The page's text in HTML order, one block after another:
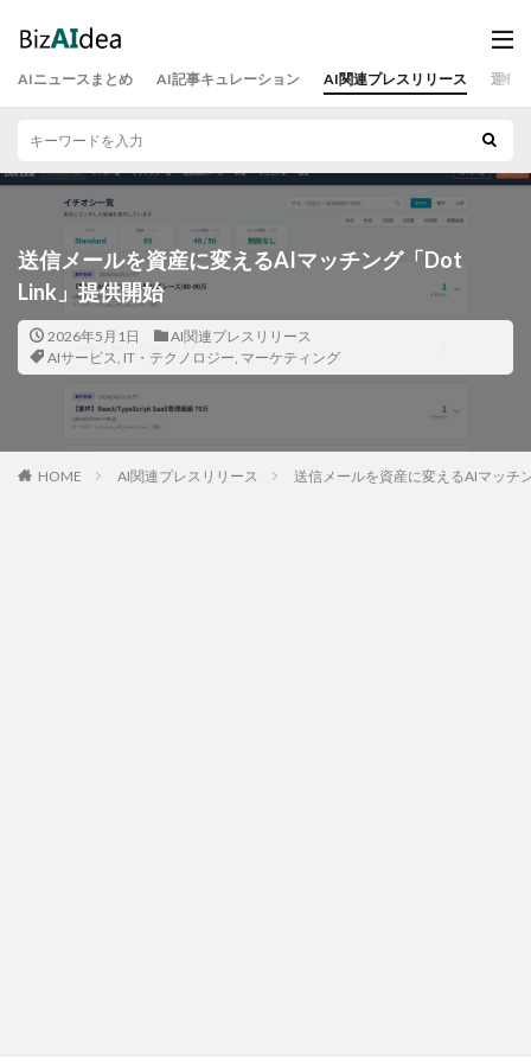
AIニュースまとめ AI記事キュレーション AI関連プレスリリース 運営
送信メールを資産に変えるAIマッチング「Dot
Link」提供開始
2026年5月1日
AI関連プレスリリース
AIサービス, IT・テクノロジー, マーケティング
HOME AI関連プレスリリース 送信メールを資産に変えるAIマッチ